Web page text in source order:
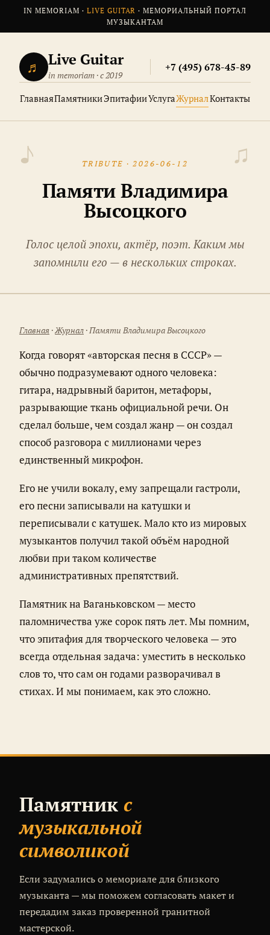
IN MEMORIAM · LIVE GUITAR · МЕМОРИАЛЬНЫЙ ПОРТАЛ
МУЗЫКАНТАМ
♬ Live Guitar
in memoriam · с 2019
ГлавнаяПамятникиЭпитафииУслугаЖурналКонтакты
+7 (495) 678-45-89
TRIBUTE · 2026-06-12
Памяти Владимира
Высоцкого
Голос целой эпохи, актёр, поэт. Каким мы
запомнили его — в нескольких строках.
Главная ·Журнал · Памяти Владимира Высоцкого
Когда говорят «авторская песня в СССР» —
обычно подразумевают одного человека:
гитара, надрывный баритон, метафоры,
разрывающие ткань официальной речи. Он
сделал больше, чем создал жанр — он создал
способ разговора с миллионами через
единственный микрофон.
Его не учили вокалу, ему запрещали гастроли,
его песни записывали на катушки и
переписывали с катушек. Мало кто из мировых
музыкантов получил такой объём народной
любви при таком количестве
административных препятствий.
Памятник на Ваганьковском — место
паломничества уже сорок пять лет. Мы помним,
что эпитафия для творческого человека — это
всегда отдельная задача: уместить в несколько
слов то, что сам он годами разворачивал в
стихах. И мы понимаем, как это сложно.
Памятник с
музыкальной
символикой
Если задумались о мемориале для близкого
музыканта — мы поможем согласовать макет и
передадим заказ проверенной гранитной
мастерской.